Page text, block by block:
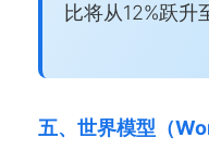
比将从12%跃升
五、世界模型（